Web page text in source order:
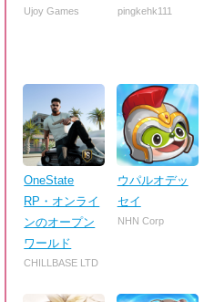
Ujoy Games pingkehk111
OneState
RP・オンライ
ンのオープン
ワールド
CHILLBASE LTD
ウパルオデッ
セイ
NHN Corp